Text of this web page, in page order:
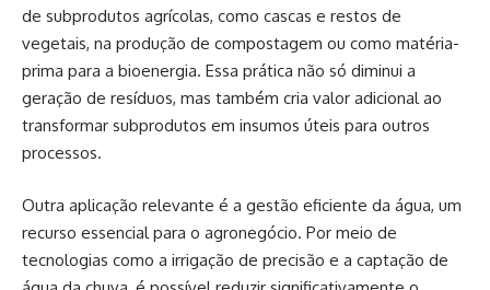
de subprodutos agrícolas, como cascas e restos de
vegetais, na produção de compostagem ou como matéria-
prima para a bioenergia. Essa prática não só diminui a
geração de resíduos, mas também cria valor adicional ao
transformar subprodutos em insumos úteis para outros
processos.
Outra aplicação relevante é a gestão eficiente da água, um
recurso essencial para o agronegócio. Por meio de
tecnologias como a irrigação de precisão e a captação de